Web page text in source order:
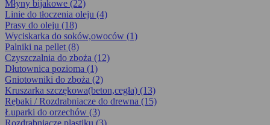
Młyny bijakowe (22)
Linie do tłoczenia oleju (4)
Prasy do oleju (18)
Wyciskarka do soków,owoców (1)
Palniki na pellet (8)
Czyszczalnia do zboża (12)
Dłutownica pozioma (1)
Gniotowniki do zboża (2)
Kruszarka szczękowa(beton,cegła) (13)
Rębaki / Rozdrabniacze do drewna (15)
Łuparki do orzechów (3)
Rozdrabniacze plastiku (3)